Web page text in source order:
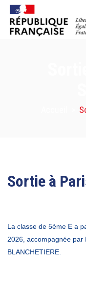
Sortie à
La classe de 5ème E a
2026, accompagnée par
BLANCHETIERE.